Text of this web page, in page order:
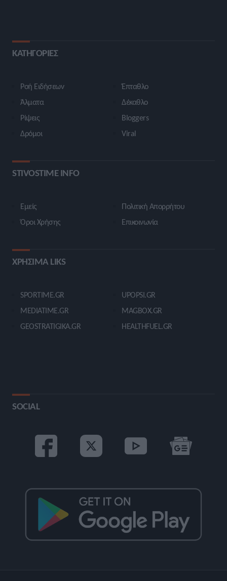
ΚΑΤΗΓΟΡΙΕΣ
Ροή Ειδήσεων
Άλματα
Ρίψεις
Δρόμοι
Έπταθλο
Δέκαθλο
Bloggers
Viral
STIVOSTIME INFO
Εμείς
Όροι Χρήσης
Πολιτική Απορρήτου
Επικοινωνία
ΧΡΗΣΙΜΑ LIKS
SPORTIME.GR
MEDIATIME.GR
GEOSTRATIGIKA.GR
UPOPSI.GR
MAGBOX.GR
HEALTHFUEL.GR
SOCIAL